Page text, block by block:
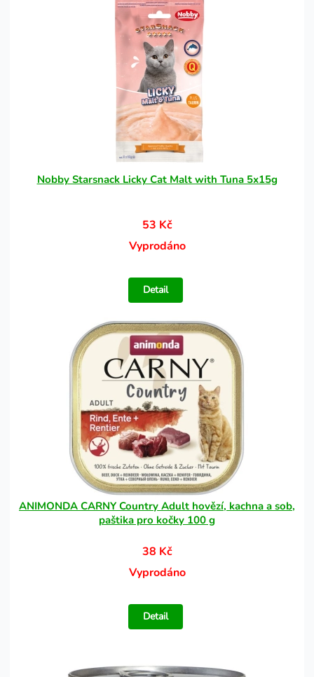
Nobby Starsnack Licky Cat Malt with Tuna 5x15g
53 Kč
Vyprodáno
Detail
ANIMONDA CARNY Country Adult hovězí, kachna a sob,
paštika pro kočky 100 g
38 Kč
Vyprodáno
Detail